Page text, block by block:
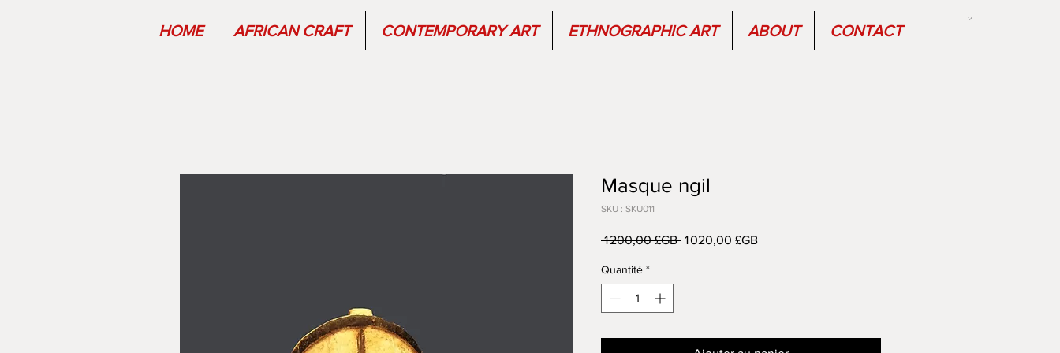
HOME AFRICAN CRAFT CONTEMPORARY ART ETHNOGRAPHIC ART ABOUT CONTACT
Masque ngil
SKU : SKU011
1 200,00 £GB Prix
1 020,00 £GBPrix
Quantité *